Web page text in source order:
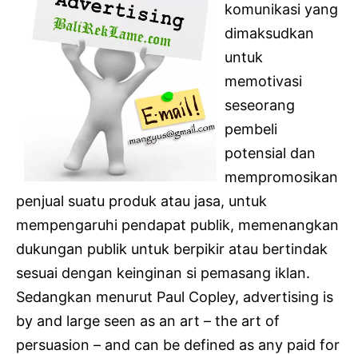
komunikasi yang
dimaksudkan
untuk
memotivasi
seseorang
pembeli
potensial dan
mempromosikan
penjual suatu produk atau jasa, untuk
mempengaruhi pendapat publik, memenangkan
dukungan publik untuk berpikir atau bertindak
sesuai dengan keinginan si pemasang iklan.
Sedangkan menurut Paul Copley, advertising is
by and large seen as an art – the art of
persuasion – and can be defined as any paid for